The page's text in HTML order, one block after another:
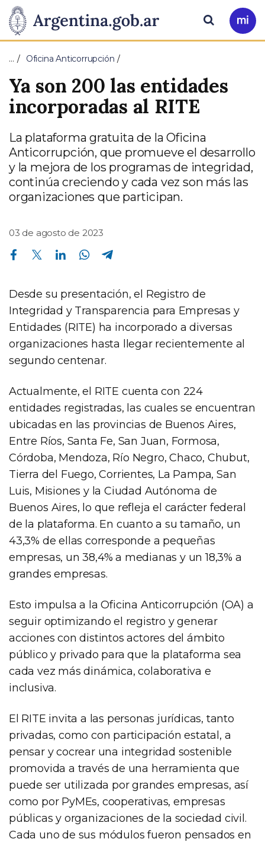
Presidencia
de
la
Nación
Pasar al contenido principal
Ir
a
Buscar
… Oficina Anticorrupción
Ya son 200 las entidades
incorporadas al RITE
La plataforma gratuita de la Oficina
Anticorrupción, que promueve el desarrollo
y la mejora de los programas de integridad,
continúa creciendo y cada vez son más las
organizaciones que participan.
03 de agosto de 2023
Compartir en Facebook Compartir en Twitter Compartir en Linkedin Compartir en Whatsapp
Desde su presentación, el Registro de
Integridad y Transparencia para Empresas y
Entidades (RITE) ha incorporado a diversas
organizaciones hasta llegar recientemente al
segundo centenar.
Actualmente, el RITE cuenta con 224
entidades registradas, las cuales se encuentran
ubicadas en las provincias de Buenos Aires,
Entre Ríos, Santa Fe, San Juan, Formosa,
Córdoba, Mendoza, Río Negro, Chaco, Chubut,
Tierra del Fuego, Corrientes, La Pampa, San
Luis, Misiones y la Ciudad Autónoma de
Buenos Aires, lo que refleja el carácter federal
de la plataforma. En cuanto a su tamaño, un
43,3% de ellas corresponde a pequeñas
empresas, un 38,4% a medianas y un 18,3% a
grandes empresas.
Esto impulsa a la Oficina Anticorrupción (OA) a
seguir optimizando el registro y generar
acciones con distintos actores del ámbito
público y privado para que la plataforma sea
cada vez más dinámica, colaborativa e
inclusiva.
El RITE invita a las personas jurídicas, tanto
privadas, como con participación estatal, a
pensar y cocrear una integridad sostenible
promovida a través de una herramienta que
puede ser utilizada por grandes empresas, así
como por PyMEs, cooperativas, empresas
públicas y organizaciones de la sociedad civil.
Cada uno de sus módulos fueron pensados en